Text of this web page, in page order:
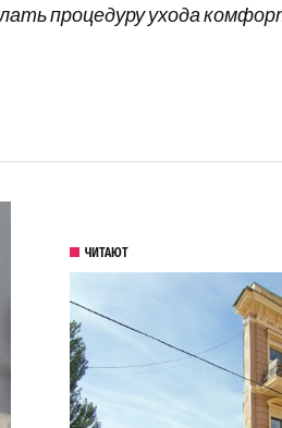
процедуру ухода
ЧИТАЮТ